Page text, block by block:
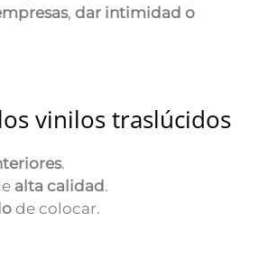
, dar intimidad o
vinilos traslúcidos
.
alta calidad .
de colocar.